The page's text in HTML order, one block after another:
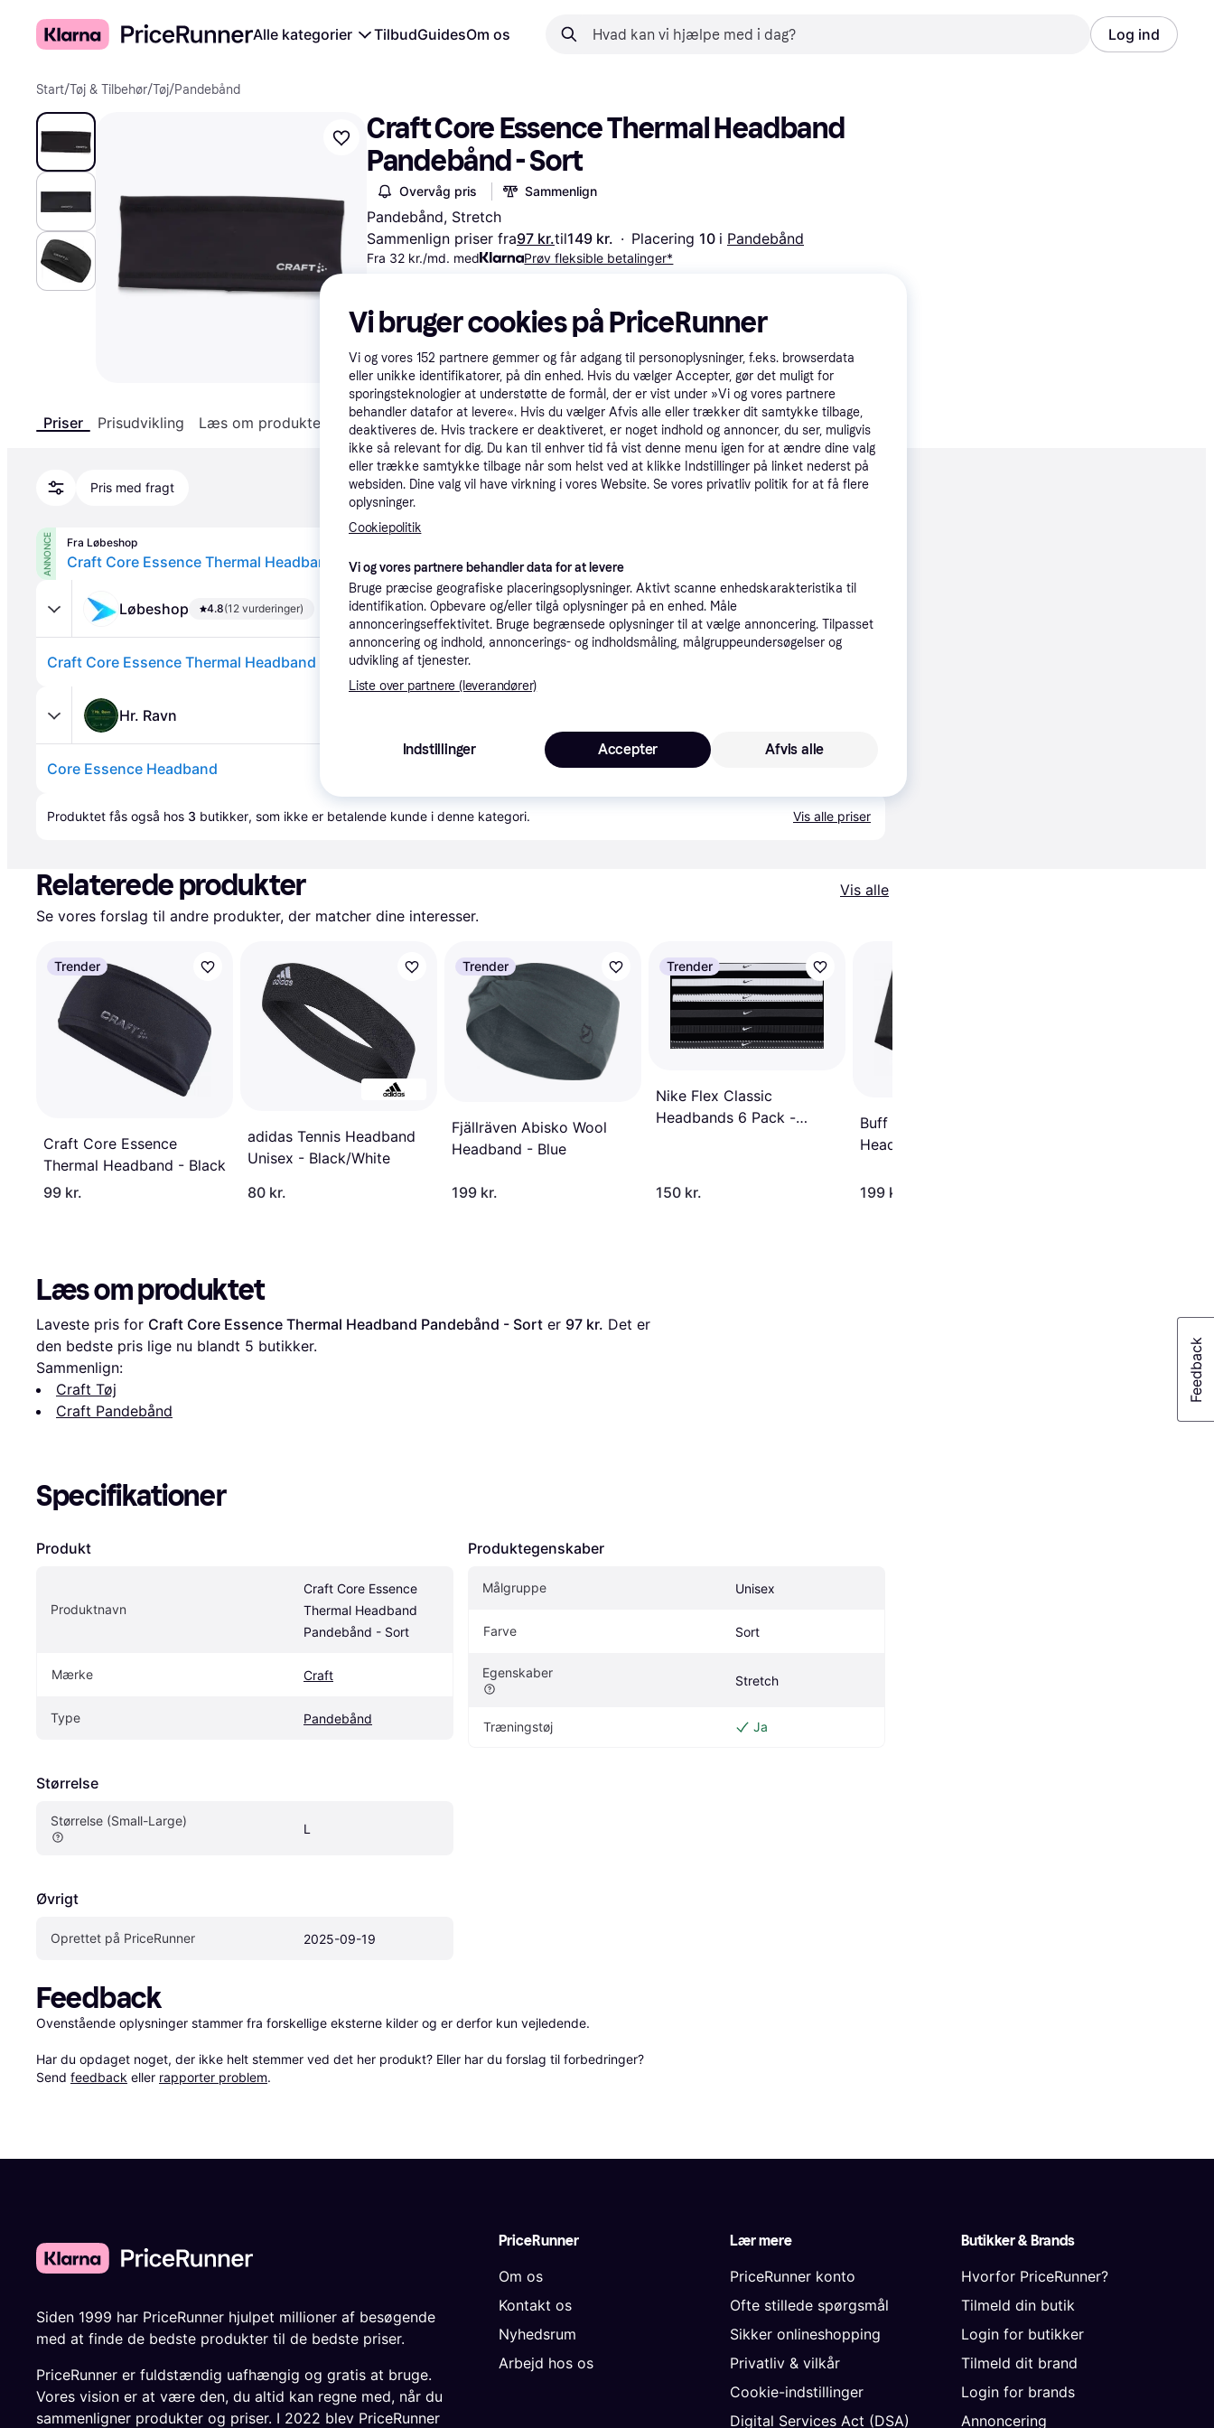
Alle kategorier TilbudGuidesOm os Log ind
Start/Tøj & Tilbehør/Tøj/Pandebånd
Craft Core Essence Thermal Headband
Pandebånd - Sort
Overvåg pris Sammenlign
Pandebånd, Stretch
Sammenlign priser fra97 kr.til149 kr. · Placering 10 i Pandebånd
Fra 32 kr./md. med Prøv fleksible betalinger*
Priser Prisudvikling Læs om produktet Specifikationer
Pris med fragt Promoveret
ANNONCE Fra Løbeshop
Craft Core Essence Thermal Headband
Løbeshop 4.8(12 vurderinger)
Craft Core Essence Thermal Headband 97 kr.
Hr. Ravn
Core Essence Headband 49 kr. fragt 113 kr.
Produktet fås også hos 3 butikker, som ikke er betalende kunde i denne kategori. Vis alle priser
Relaterede produkter
Vis alle
Se vores forslag til andre produkter, der matcher dine interesser.
Trender
Craft Core Essence
Thermal Headband - Black
99 kr.
adidas Tennis Headband
Unisex - Black/White
80 kr.
Trender
Fjällräven Abisko Wool
Headband - Blue
199 kr.
Trender
Nike Flex Classic
Headbands 6 Pack -
150 kr.
Buff CoolNet UV Wide
Headband - Black
199 kr.
Læs om produktet
Laveste pris for Craft Core Essence Thermal Headband Pandebånd - Sort er 97 kr. Det er
den bedste pris lige nu blandt 5 butikker.
Sammenlign:
Craft Tøj
Craft Pandebånd
Specifikationer
Produkt
Produktnavn
Craft Core Essence
Thermal Headband
Pandebånd - Sort
Mærke Craft
Type Pandebånd
Størrelse
Størrelse (Small-Large)
L
Øvrigt
Oprettet på PriceRunner 2025-09-19
Produktegenskaber
Målgruppe Unisex
Farve Sort
Egenskaber
Stretch
Træningstøj Ja
Feedback
Ovenstående oplysninger stammer fra forskellige eksterne kilder og er derfor kun vejledende.
Har du opdaget noget, der ikke helt stemmer ved det her produkt? Eller har du forslag til forbedringer?
Send feedback eller rapporter problem.
PriceRunner
Om os
Kontakt os
Nyhedsrum
Arbejd hos os
Lær mere
PriceRunner konto
Ofte stillede spørgsmål
Sikker onlineshopping
Privatliv & vilkår
Cookie-indstillinger
Digital Services Act (DSA)
Butikker & Brands
Hvorfor PriceRunner?
Tilmeld din butik
Login for butikker
Tilmeld dit brand
Login for brands
Annoncering
Siden 1999 har PriceRunner hjulpet millioner af besøgende
med at finde de bedste produkter til de bedste priser.
PriceRunner er fuldstændig uafhængig og gratis at bruge.
Vores vision er at være den, du altid kan regne med, når du
sammenligner produkter og priser. I 2022 blev PriceRunner
Vi bruger cookies på PriceRunner
Vi og vores 152 partnere gemmer og får adgang til personoplysninger, f.eks. browserdata
eller unikke identifikatorer, på din enhed. Hvis du vælger Accepter, gør det muligt for
sporingsteknologier at understøtte de formål, der er vist under »Vi og vores partnere
behandler datafor at levere«. Hvis du vælger Afvis alle eller trækker dit samtykke tilbage,
deaktiveres de. Hvis trackere er deaktiveret, er noget indhold og annoncer, du ser, muligvis
ikke så relevant for dig. Du kan til enhver tid få vist denne menu igen for at ændre dine valg
eller trække samtykke tilbage når som helst ved at klikke Indstillinger på linket nederst på
websiden. Dine valg vil have virkning i vores Website. Se vores privatliv politik for at få flere
oplysninger.
Cookiepolitik
Vi og vores partnere behandler data for at levere
Bruge præcise geografiske placeringsoplysninger. Aktivt scanne enhedskarakteristika til
identifikation. Opbevare og/eller tilgå oplysninger på en enhed. Måle
annonceringseffektivitet. Bruge begrænsede oplysninger til at vælge annoncering. Tilpasset
annoncering og indhold, annoncerings- og indholdsmåling, målgruppeundersøgelser og
udvikling af tjenester.
Liste over partnere (leverandører)
Indstillinger Afvis alle
Accepter